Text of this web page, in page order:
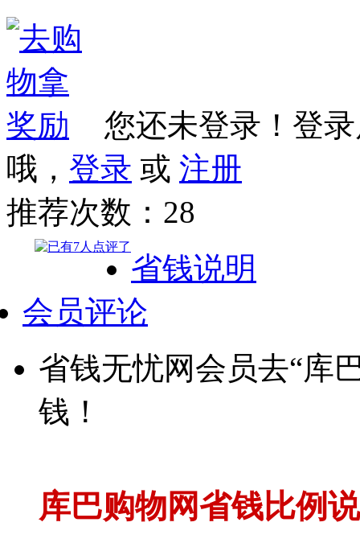
您还未登录！登
哦， 登录 或 注册
推荐次数： 28
省钱说明
会员评论
省钱无忧网会员去“库
钱！
库巴购物网省钱比例